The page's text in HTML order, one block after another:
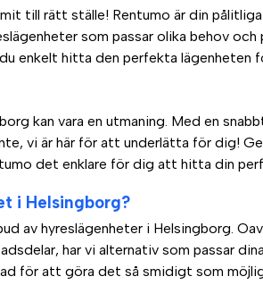
till rätt ställe! Rentumo är din
som passar olika behov och
enkelt hitta den perfekta lägenheten
kan vara en utmaning. Med en
vi är här för att underlätta för dig!
det enklare för dig att hitta din
i Helsingborg?
av hyreslägenheter i Helsingborg.
har vi alternativ som passar
för att göra det så smidigt som